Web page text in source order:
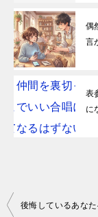
偶
言
表
に
投稿ナビゲー